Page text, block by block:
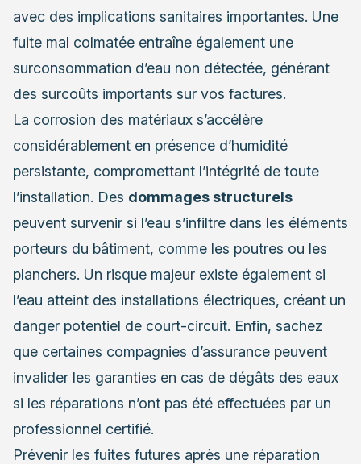
avec des implications sanitaires importantes. Une
fuite mal colmatée entraîne également une
surconsommation d’eau non détectée, générant
des surcoûts importants sur vos factures.
La corrosion des matériaux s’accélère
considérablement en présence d’humidité
persistante, compromettant l’intégrité de toute
l’installation. Des dommages structurels
peuvent survenir si l’eau s’infiltre dans les éléments
porteurs du bâtiment, comme les poutres ou les
planchers. Un risque majeur existe également si
l’eau atteint des installations électriques, créant un
danger potentiel de court-circuit. Enfin, sachez
que certaines compagnies d’assurance peuvent
invalider les garanties en cas de dégâts des eaux
si les réparations n’ont pas été effectuées par un
professionnel certifié.
Prévenir les fuites futures après une réparation